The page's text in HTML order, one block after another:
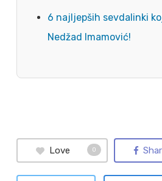
6 najljepših sevdalinki
Nedžad Imamović!
Love 0